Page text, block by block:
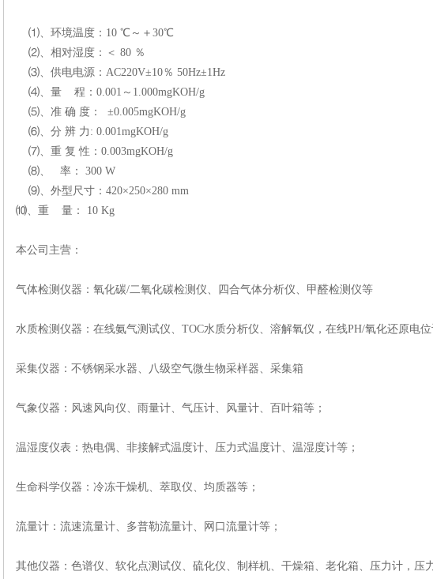
⑴、环境温度：10 ℃～＋30℃
⑵、相对湿度：＜ 80 ％
⑶、供电电源：AC220V±10％ 50Hz±1Hz
⑷、量 程：0.001～1.000mgKOH/g
⑸、准 确 度： ±0.005mgKOH/g
⑹、分 辨 力: 0.001mgKOH/g
⑺、重 复 性：0.003mgKOH/g
⑻、 率： 300 W
⑼、外型尺寸：420×250×280 mm
⑽、重 量： 10 Kg
本公司主营：
气体检测仪器：氧化碳/二氧化碳检测仪、四合气体分析仪、甲醛检测仪等
水质检测仪器：在线氨气测试仪、TOC水质分析仪、溶解氧仪，在线PH/氧化还原电
采集仪器：不锈钢采水器、八级空气微生物采样器、采集箱
气象仪器：风速风向仪、雨量计、气压计、风量计、百叶箱等；
温湿度仪表：热电偶、非接解式温度计、压力式温度计、温湿度计等；
生命科学仪器：冷冻干燥机、萃取仪、均质器等；
流量计：流速流量计、多普勒流量计、网口流量计等；
其他仪器：色谱仪、软化点测试仪、硫化仪、制样机、干燥箱、老化箱、压力计，